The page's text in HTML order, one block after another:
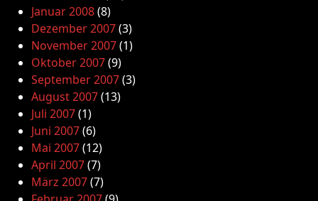
Januar 2008(8)
Dezember 2007(3)
November 2007(1)
Oktober 2007(9)
September 2007(3)
August 2007(13)
Juli 2007(1)
Juni 2007(6)
Mai 2007(12)
April 2007(7)
März 2007(7)